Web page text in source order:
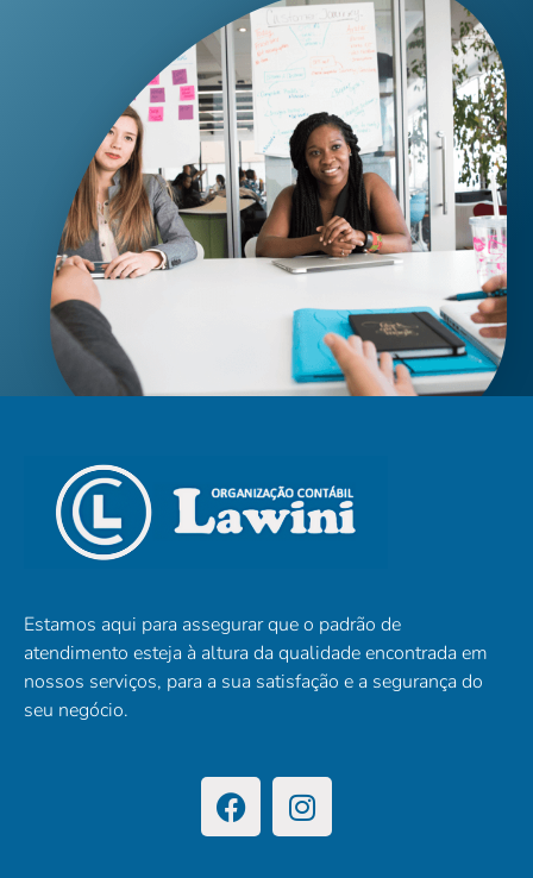
Estamos aqui para assegurar que o padrão de
atendimento esteja à altura da qualidade encontrada em
nossos serviços, para a sua satisfação e a segurança do
seu negócio.